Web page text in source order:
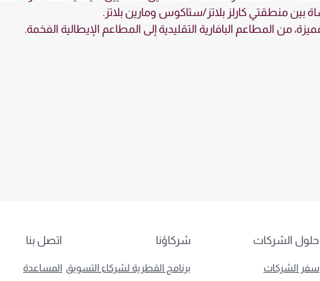
منطقتي كارلز بلاتز/ستاكوس ومارين بلاتز.
من المطاعم البافارية التقليدية إلى المطاعم الإيطالية الفخمة.
حلول الشركات شركاؤنا اتصل بنا
سفر الشركات
برنامج القطرية لشركاء التسويق المساعدة